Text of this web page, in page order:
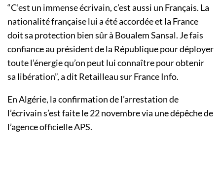
“C’est un immense écrivain, c’est aussi un Français. La
nationalité française lui a été accordée et la France
doit sa protection bien sûr à Boualem Sansal. Je fais
confiance au président de la République pour déployer
toute l’énergie qu’on peut lui connaître pour obtenir
sa libération”, a dit Retailleau sur France Info.
En Algérie, la confirmation de l’arrestation de
l’écrivain s’est faite le 22 novembre via une dépêche de
l’agence officielle APS.